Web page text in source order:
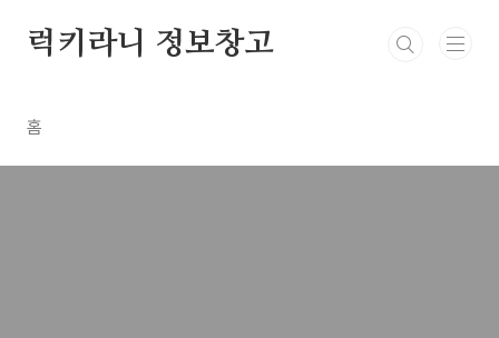
럭키라니 정보창고
홈